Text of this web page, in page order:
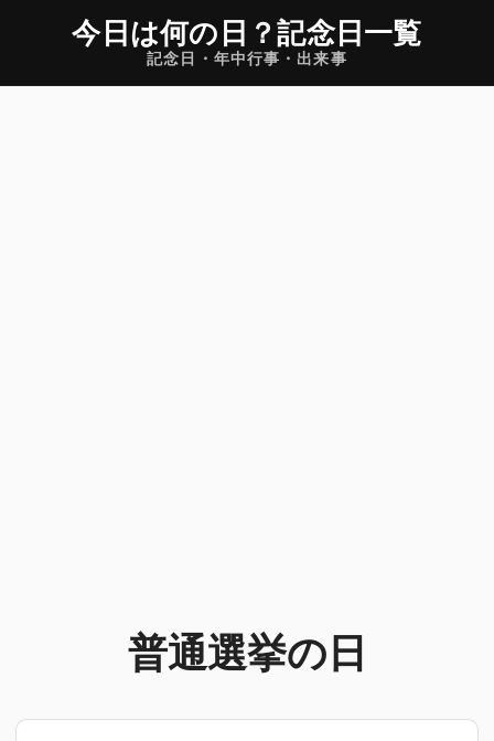
今日は何の日 ？記念日一覧
記念日・年中行事・出来事
普通選挙の日